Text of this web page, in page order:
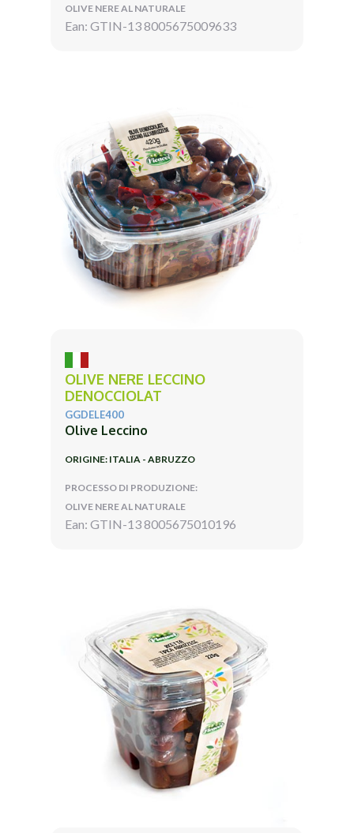
OLIVE NERE AL NATURALE
Ean: GTIN-13 8005675009633
OLIVE NERE LECCINO
DENOCCIOLAT
GGDELE400
Olive Leccino
ORIGINE: ITALIA - ABRUZZO
PROCESSO DI PRODUZIONE:
OLIVE NERE AL NATURALE
Ean: GTIN-13 8005675010196